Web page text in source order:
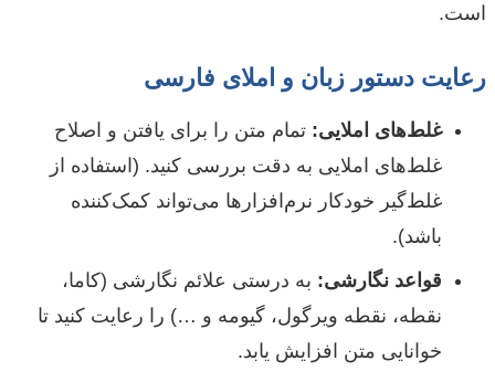
است.
رعایت دستور زبان و املای فارسی
غلط‌های املایی: تمام متن را برای یافتن و اصلاح
غلط‌های املایی به دقت بررسی کنید. (استفاده از
غلط‌گیر خودکار نرم‌افزارها می‌تواند کمک‌کننده
باشد).
قواعد نگارشی: به درستی علائم نگارشی (کاما،
نقطه، نقطه ویرگول، گیومه و …) را رعایت کنید تا
خوانایی متن افزایش یابد.